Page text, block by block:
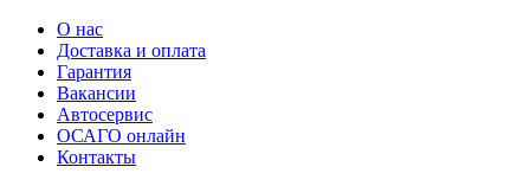
О нас
Доставка и оплата
Гарантия
Вакансии
Автосервис
ОСАГО онлайн
Контакты